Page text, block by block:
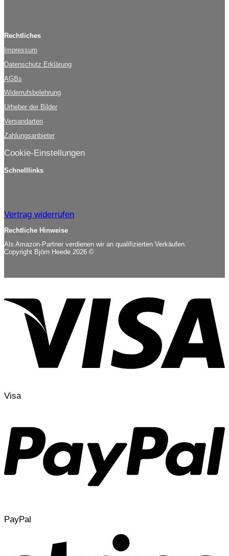
Rechtliches
Impressum
Datenschutz Erklärung
AGBs
Widerrufsbelehrung
Urheber der Bilder
Versandarten
Zahlungsanbieter
Cookie-Einstellungen
Schnelllinks
Vertrag widerrufen
Rechtliche Hinweise
Als Amazon-Partner verdienen wir an qualifizierten Verkäufen.
Copyright Björn Heede 2026 ©
Visa
PayPal